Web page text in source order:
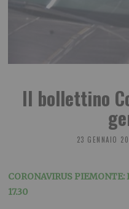
Il bollettino
23 GENNAIO
CORONAVIRUS
17.30